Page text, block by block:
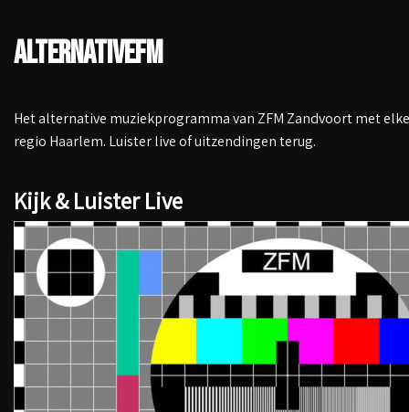
AlternativeFM
Het alternative muziekprogramma van ZFM Zandvoort met
regio Haarlem. Luister live of uitzendingen terug.
Kijk & Luister Live